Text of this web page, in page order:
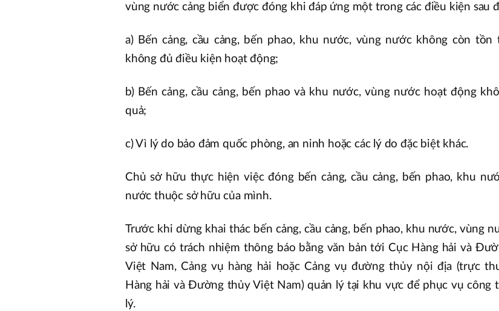
vùng nước cảng biển được đóng khi đáp ứng một trong các điều kiện sau
a) Bến cảng, cầu cảng, bến phao, khu nước, vùng nước không còn tồn
không đủ điều kiện hoạt động;
b) Bến cảng, cầu cảng, bến phao và khu nước, vùng nước hoạt động
quả;
c) Vì lý do bảo đảm quốc phòng, an ninh hoặc các lý do đặc biệt khác.
Chủ sở hữu thực hiện việc đóng bến cảng, cầu cảng, bến phao, khu
nước thuộc sở hữu của mình.
Trước khi dừng khai thác bến cảng, cầu cảng, bến phao, khu nước, vùng
sở hữu có trách nhiệm thông báo bằng văn bản tới Cục Hàng hải và
Việt Nam, Cảng vụ hàng hải hoặc Cảng vụ đường thủy nội địa (trực
Hàng hải và Đường thủy Việt Nam) quản lý tại khu vực để phục vụ công
lý.